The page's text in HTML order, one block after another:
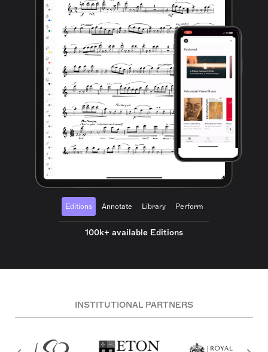
Editions Annotate Library Perform
100k+ available Editions
INSTITUTIONAL PARTNERS